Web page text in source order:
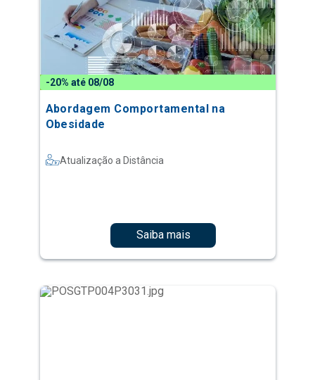
-20% até 08/08
Abordagem Comportamental na
Obesidade
Atualização a Distância
Saiba mais